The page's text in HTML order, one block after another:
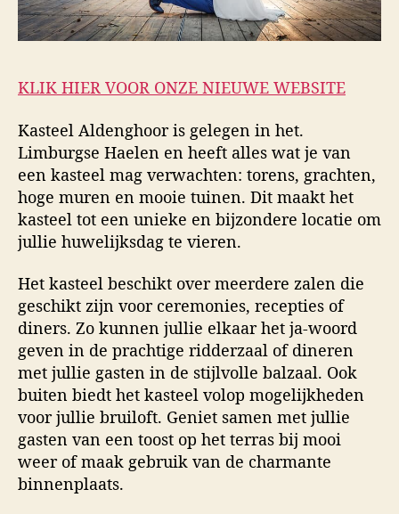
KLIK HIER VOOR ONZE NIEUWE WEBSITE
Kasteel Aldenghoor is gelegen in het.
Limburgse Haelen en heeft alles wat je van
een kasteel mag verwachten: torens, grachten,
hoge muren en mooie tuinen. Dit maakt het
kasteel tot een unieke en bijzondere locatie om
jullie huwelijksdag te vieren.
Het kasteel beschikt over meerdere zalen die
geschikt zijn voor ceremonies, recepties of
diners. Zo kunnen jullie elkaar het ja-woord
geven in de prachtige ridderzaal of dineren
met jullie gasten in de stijlvolle balzaal. Ook
buiten biedt het kasteel volop mogelijkheden
voor jullie bruiloft. Geniet samen met jullie
gasten van een toost op het terras bij mooi
weer of maak gebruik van de charmante
binnenplaats.